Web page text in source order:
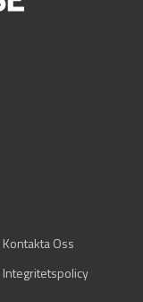
Kontakta Oss
Integritetspolicy